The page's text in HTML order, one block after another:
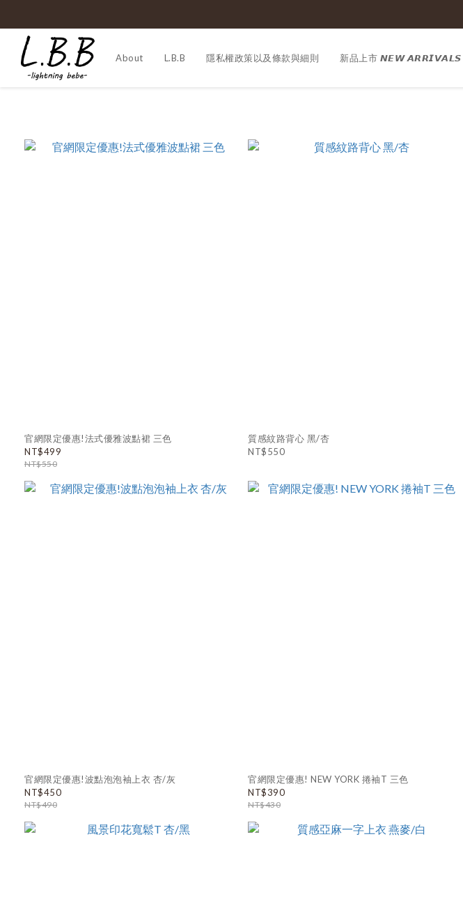
About L.B.B 隱私權政策以及條款與細則 新品上市 𝙉𝙀𝙒 𝘼𝙍𝙍𝙄𝙑𝘼𝙇𝙎
官網限定優惠!法式優雅波點裙 三色
NT$499
NT$550
質感紋路背心 黑/杏
NT$550
官網限定優惠!波點泡泡袖上衣 杏/灰
NT$450
NT$490
官網限定優惠! NEW YORK 捲袖T 三色
NT$390
NT$430